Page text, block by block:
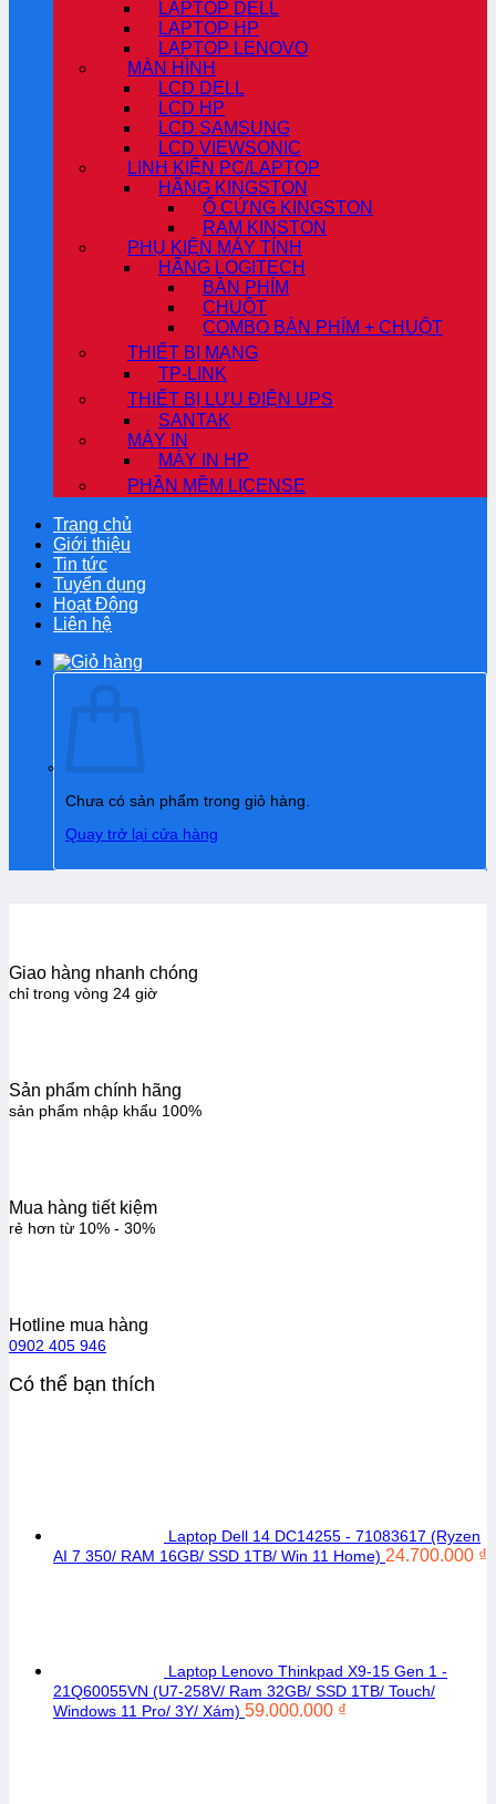
LAPTOP DELL
LAPTOP HP
LAPTOP LENOVO
MÀN HÌNH
LCD DELL
LCD HP
LCD SAMSUNG
LCD VIEWSONIC
LINH KIỆN PC/LAPTOP
HÃNG KINGSTON
Ổ CỨNG KINGSTON
RAM KINSTON
PHỤ KIỆN MÁY TÍNH
HÃNG LOGITECH
BÀN PHÍM
CHUỘT
COMBO BÀN PHÍM + CHUỘT
THIẾT BỊ MẠNG
TP-LINK
THIẾT BỊ LƯU ĐIỆN UPS
SANTAK
MÁY IN
MÁY IN HP
PHẦN MỀM LICENSE
Trang chủ
Giới thiệu
Tin tức
Tuyển dụng
Hoạt Động
Liên hệ
Chưa có sản phẩm trong giỏ hàng.
Quay trở lại cửa hàng
Giao hàng nhanh chóng
chỉ trong vòng 24 giờ
Sản phẩm chính hãng
sản phẩm nhập khẩu 100%
Mua hàng tiết kiệm
rẻ hơn từ 10% - 30%
Hotline mua hàng
0902 405 946
Có thể bạn thích
Laptop Dell 14 DC14255 - 71083617 (Ryzen
AI 7 350/ RAM 16GB/ SSD 1TB/ Win 11 Home) 24.700.000 ₫
Laptop Lenovo Thinkpad X9-15 Gen 1 -
21Q60055VN (U7-258V/ Ram 32GB/ SSD 1TB/ Touch/
Windows 11 Pro/ 3Y/ Xám) 59.000.000 ₫